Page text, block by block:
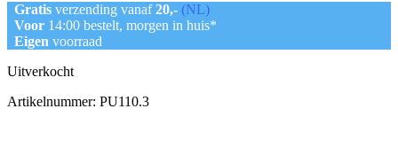
Gratis verzending vanaf20,- (NL)
Voor 14:00 bestelt, morgen in huis*
Eigen voorraad
Uitverkocht
Artikelnummer: PU110.3